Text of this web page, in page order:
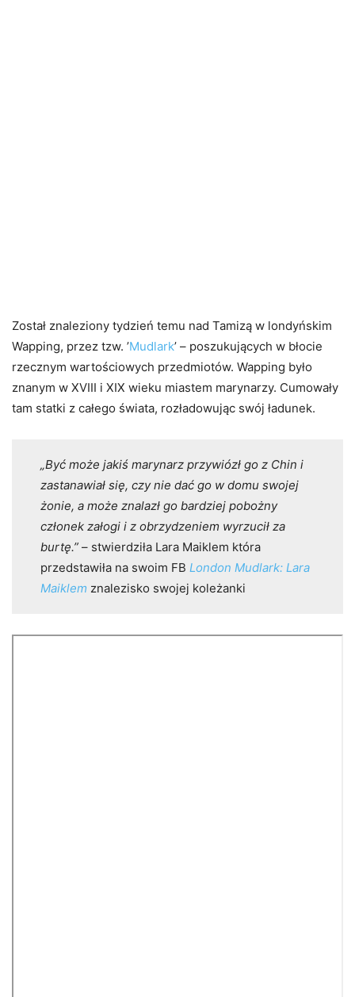
Został znaleziony tydzień temu nad Tamizą w londyńskim
Wapping, przez tzw. ’Mudlark’ – poszukujących w błocie
rzecznym wartościowych przedmiotów. Wapping było
znanym w XVIII i XIX wieku miastem marynarzy. Cumowały
tam statki z całego świata, rozładowując swój ładunek.
„Być może jakiś marynarz przywiózł go z Chin i
zastanawiał się, czy nie dać go w domu swojej
żonie, a może znalazł go bardziej pobożny
członek załogi i z obrzydzeniem wyrzucił za
burtę.”– stwierdziła Lara Maiklem która
przedstawiła na swoim FB London Mudlark: Lara
Maiklem znalezisko swojej koleżanki